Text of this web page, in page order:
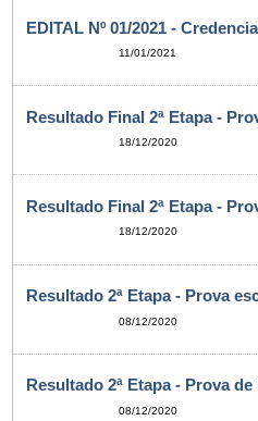
EDITAL Nº 01/2021 -
11/01/2021
Resultado Final 2ª Etapa -
18/12/2020
Resultado Final 2ª Etapa -
18/12/2020
Resultado 2ª Etapa - Prova
08/12/2020
Resultado 2ª Etapa - Prova
08/12/2020